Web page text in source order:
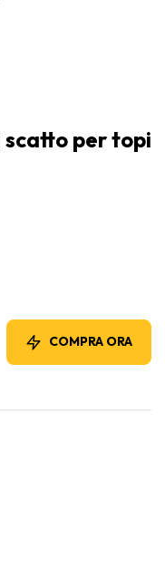
scatto per topi
COMPRA ORA